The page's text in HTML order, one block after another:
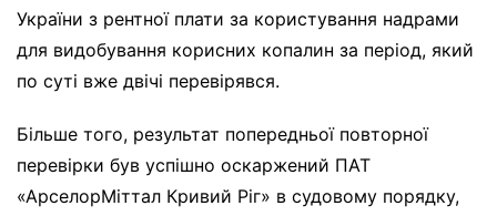
України з рентної плати за користування надрами
для видобування корисних копалин за період, який
по суті вже двічі перевірявся.
Більше того, результат попередньої повторної
перевірки був успішно оскаржений ПАТ
«АрселорМіттал Кривий Ріг» в судовому порядку,